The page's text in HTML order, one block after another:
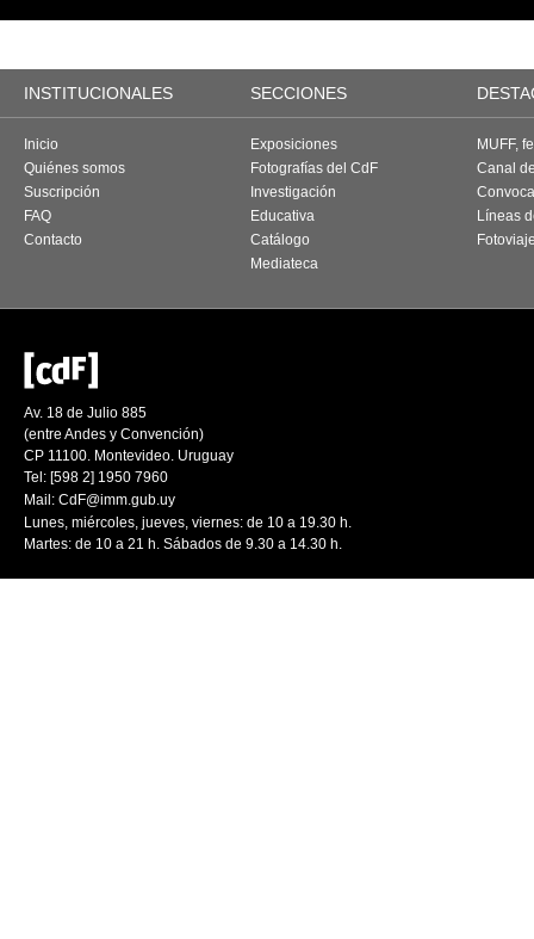
INSTITUCIONALES SECCIONES
Inicio
Quiénes somos
Suscripción
FAQ
Contacto
Exposiciones
Fotografías del CdF
Investigación
Educativa
Catálogo
Mediateca
MUFF,
Canal
Líneas
Av. 18 de Julio 885
(entre Andes y Convención)
CP 11100. Montevideo. Uruguay
Tel: [598 2] 1950 7960
Mail: CdF@imm.gub.uy
Lunes, miércoles, jueves, viernes: de 10 a 19.30 h.
Martes: de 10 a 21 h. Sábados de 9.30 a 14.30 h.